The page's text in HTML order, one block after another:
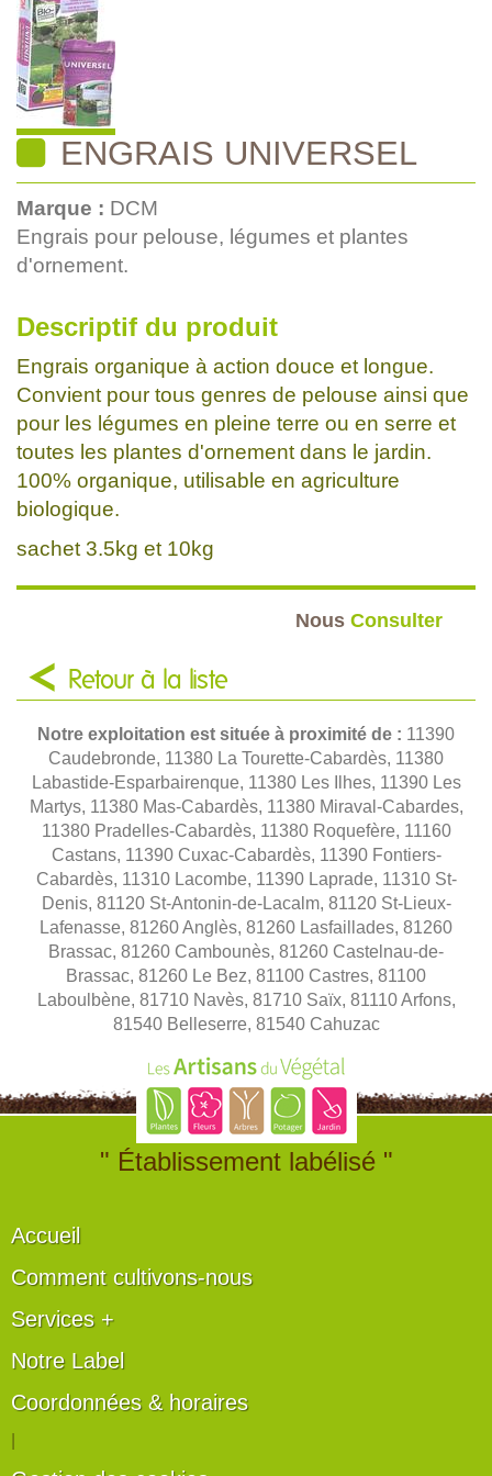
ENGRAIS UNIVERSEL
Marque : DCM
Engrais pour pelouse, légumes et plantes
d'ornement.
Descriptif du produit
Engrais organique à action douce et longue.
Convient pour tous genres de pelouse ainsi que
pour les légumes en pleine terre ou en serre et
toutes les plantes d'ornement dans le jardin.
100% organique, utilisable en agriculture
biologique.
sachet 3.5kg et 10kg
Nous Consulter
Retour à la liste
Notre exploitation est située à proximité de : 11390
Caudebronde, 11380 La Tourette-Cabardès, 11380
Labastide-Esparbairenque, 11380 Les Ilhes, 11390 Les
Martys, 11380 Mas-Cabardès, 11380 Miraval-Cabardes,
11380 Pradelles-Cabardès, 11380 Roquefère, 11160
Castans, 11390 Cuxac-Cabardès, 11390 Fontiers-
Cabardès, 11310 Lacombe, 11390 Laprade, 11310 St-
Denis, 81120 St-Antonin-de-Lacalm, 81120 St-Lieux-
Lafenasse, 81260 Anglès, 81260 Lasfaillades, 81260
Brassac, 81260 Cambounès, 81260 Castelnau-de-
Brassac, 81260 Le Bez, 81100 Castres, 81100
Laboulbène, 81710 Navès, 81710 Saïx, 81110 Arfons,
81540 Belleserre, 81540 Cahuzac
" Établissement labélisé "
Accueil
Comment cultivons-nous
Services +
Notre Label
Coordonnées & horaires